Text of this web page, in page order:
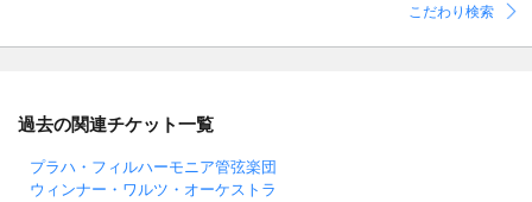
こだわり検索
過去の関連チケット一覧
プラハ・フィルハーモニア管弦楽団
ウィンナー・ワルツ・オーケストラ